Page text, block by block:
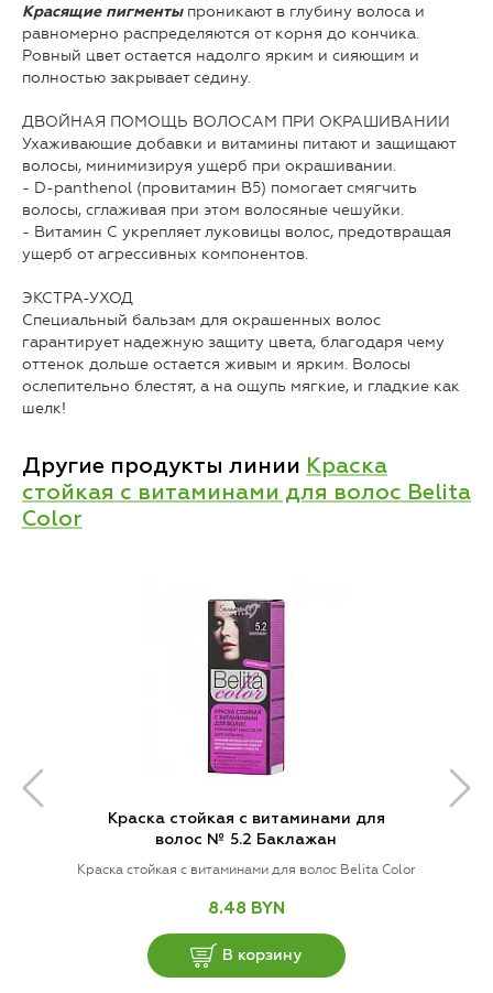
Красящие пигментыпроникают в глубину волоса и
равномерно распределяются от корня до кончика.
Ровный цвет остается надолго ярким и сияющим и
полностью закрывает седину.
ДВОЙНАЯ ПОМОЩЬ ВОЛОСАМ ПРИ ОКРАШИВАНИИ
Ухаживающие добавки и витамины питают и защищают
волосы, минимизируя ущерб при окрашивании.
- D-panthenol (провитамин В5) помогает смягчить
волосы, сглаживая при этом волосяные чешуйки.
- Витамин С укрепляет луковицы волос, предотвращая
ущерб от агрессивных компонентов.
ЭКСТРА-УХОД
Специальный бальзам для окрашенных волос
гарантирует надежную защиту цвета, благодаря чему
оттенок дольше остается живым и ярким. Волосы
ослепительно блестят, а на ощупь мягкие, и гладкие как
шелк!
Другие продукты линии Краска
стойкая с витаминами для волос Belita
Color
Краска стойкая с витаминами для
волос № 5.2 Баклажан
Краска стойкая с витаминами для волос Belita Color
8.48 BYN
В корзину